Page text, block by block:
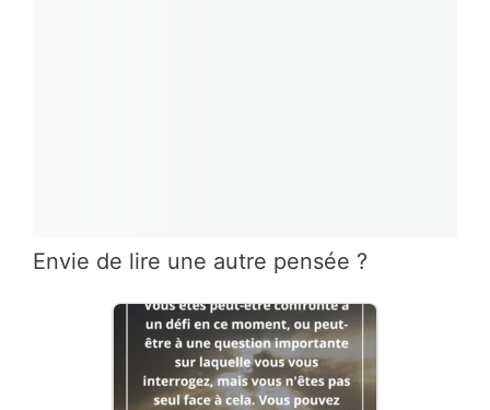
Envie de lire une autre pensée ?